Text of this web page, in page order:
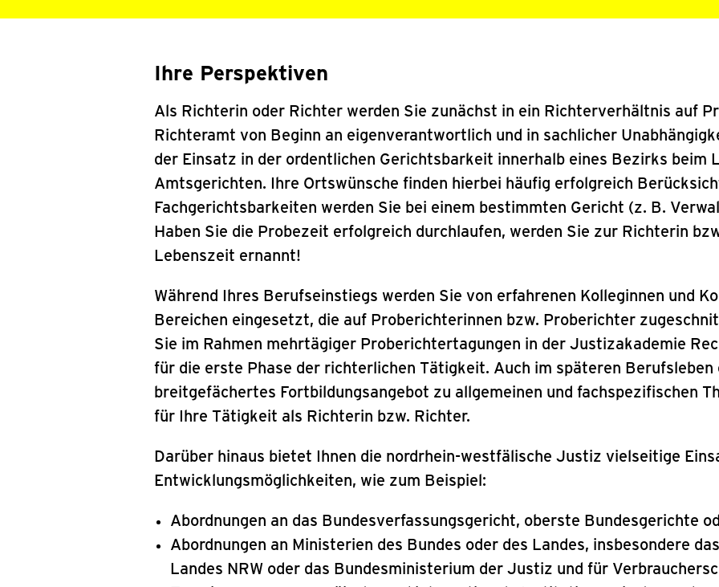
Ihre Perspektiven
Als Richterin oder Richter werden Sie zunächst in ein Richterverhältnis auf
Richteramt von Beginn an eigenverantwortlich und in sachlicher
der Einsatz in der ordentlichen Gerichtsbarkeit innerhalb eines Bezirks beim
Amtsgerichten. Ihre Ortswünsche finden hierbei häufig erfolgreich
Fachgerichtsbarkeiten werden Sie bei einem bestimmten Gericht (z. B.
Haben Sie die Probezeit erfolgreich durchlaufen, werden Sie zur Richterin
Lebenszeit ernannt!
Während Ihres Berufseinstiegs werden Sie von erfahrenen Kolleginnen und
Bereichen eingesetzt, die auf Proberichterinnen bzw. Proberichter
Sie im Rahmen mehrtägiger Proberichtertagungen in der Justizakademie
für die erste Phase der richterlichen Tätigkeit. Auch im späteren Berufsleben
breitgefächertes Fortbildungsangebot zu allgemeinen und fachspezifischen
für Ihre Tätigkeit als Richterin bzw. Richter.
Darüber hinaus bietet Ihnen die nordrhein-westfälische Justiz vielseitige
Entwicklungsmöglichkeiten, wie zum Beispiel:
Abordnungen an das Bundesverfassungsgericht, oberste Bundesgerichte
Abordnungen an Ministerien des Bundes oder des Landes, insbesondere
Landes NRW oder das Bundesministerium der Justiz und für